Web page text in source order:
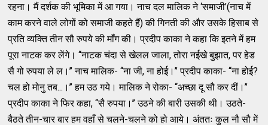
रहना। मैं दर्शक की भूमिका में आ गया। नाच दल मालिक ने ‘समाजी’(नाच में
काम करने वाले लोगों को समाजी कहते हैं) की गिनती की और उसके हिसाब से
प्रति व्यक्ति तीन सौ रुपये की माँग की। प्रदीप काका ने कहा कि इतने में हम
पूरा नाटक कर लेंगे। ‘‘नाटक चंदा से खेलल जाला, तोरा नईखे बुझात, पर हेड
सै गो रुपया ले ल।’’ नाच मालिक- ‘‘ना जी, ना होई।’’ प्रदीप काका- ‘‘ना होई?
चल हो मोनु तब...।’’ हम उठ गये। मालिक ने रोका- ‘‘अच्छा दू सौ कर दीं।’’
प्रदीप काका ने फिर कहा, ‘‘सै रुपया।’’ उठने की बारी उसकी थी। उठते-
बैठते तीन-चार बार हम वहाँ से चलने-चलने को हो आये। अंततः कुल नौ सौ में